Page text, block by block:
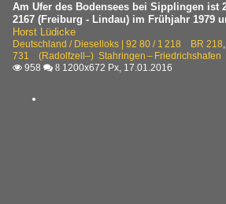
Am Ufer des Bodensees bei Sipplingen ist
2167 (Freiburg - Lindau) im Frühjahr 1979
Horst Lüdicke
Deutschland / Dieselloks | 92 80 / 1 218 BR 218,
731 (Radolfzell–) Stahringen – Friedrichshafen
 958  8 1200x672 Px, 17.01.2016